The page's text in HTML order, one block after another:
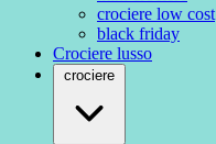
crociere low cost
black friday
Crociere lusso
crociere